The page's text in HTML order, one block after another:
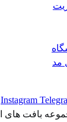
مد
Instagram